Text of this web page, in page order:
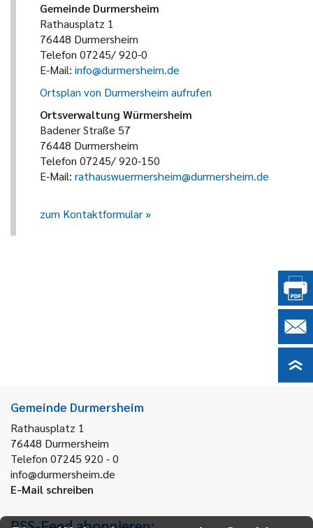
Gemeinde Durmersheim
Rathausplatz 1
76448 Durmersheim
Telefon 07245/ 920-0
E-Mail: info@durmersheim.de
Ortsplan von Durmersheim aufrufen
Ortsverwaltung Würmersheim
Badener Straße 57
76448 Durmersheim
Telefon 07245/ 920-150
E-Mail: rathauswuermersheim@durmersheim.de
zum Kontaktformular
Gemeinde Durmersheim
Rathausplatz 1
76448 Durmersheim
Telefon 07245 920 - 0
info@durmersheim.de
E-Mail schreiben